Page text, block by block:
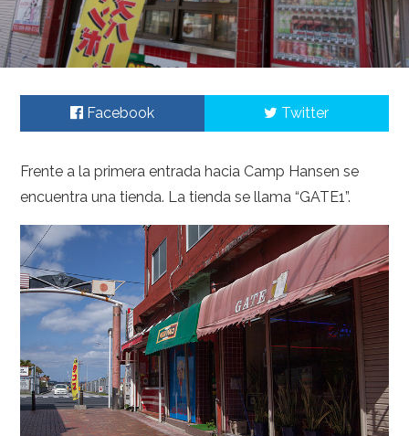
Facebook Twitter
Frente a la primera entrada hacia Camp Hansen se
encuentra una tienda. La tienda se llama “GATE1”.